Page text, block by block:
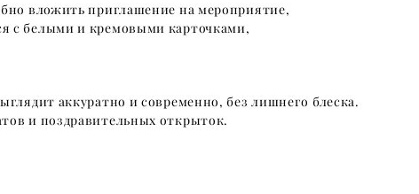
вложить приглашение на мероприятие,
с белыми и кремовыми карточками,
аккуратно и современно, без лишнего блеска.
и поздравительных открыток.